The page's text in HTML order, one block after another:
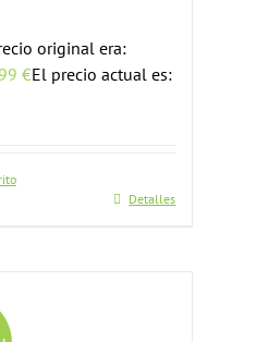
original era:
€El precio actual es:
Detalles